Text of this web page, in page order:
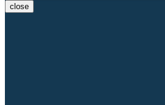
close